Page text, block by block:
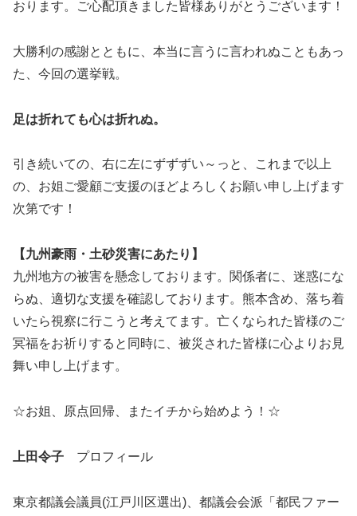
おります。ご心配頂きました皆様ありがとうございます！
大勝利の感謝とともに、本当に言うに言われぬこともあっ
た、今回の選挙戦。
足は折れても心は折れぬ。
引き続いての、右に左にずずずい～っと、これまで以上
の、お姐ご愛顧ご支援のほどよろしくお願い申し上げます
次第です！
【九州豪雨・土砂災害にあたり】
九州地方の被害を懸念しております。関係者に、迷惑にな
らぬ、適切な支援を確認しております。熊本含め、落ち着
いたら視察に行こうと考えてます。亡くなられた皆様のご
冥福をお祈りすると同時に、被災された皆様に心よりお見
舞い申し上げます。
☆お姐、原点回帰、またイチから始めよう！☆
上田令子 プロフィール
東京都議会議員(江戸川区選出)、都議会会派「都民ファー